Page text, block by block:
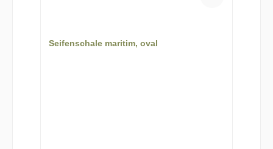
Seifenschale maritim, oval